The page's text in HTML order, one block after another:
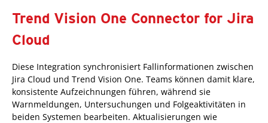
Trend Vision One Connector for Jira
Cloud
Diese Integration synchronisiert Fallinformationen zwischen
Jira Cloud und Trend Vision One. Teams können damit klare,
konsistente Aufzeichnungen führen, während sie
Warnmeldungen, Untersuchungen und Folgeaktivitäten in
beiden Systemen bearbeiten. Aktualisierungen wie